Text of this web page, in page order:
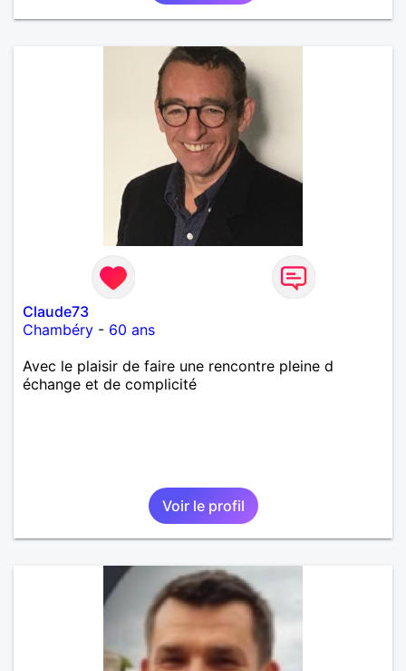
Claude73
Chambéry - 60 ans
Avec le plaisir de faire une rencontre pleine d
échange et de complicité
Voir le profil